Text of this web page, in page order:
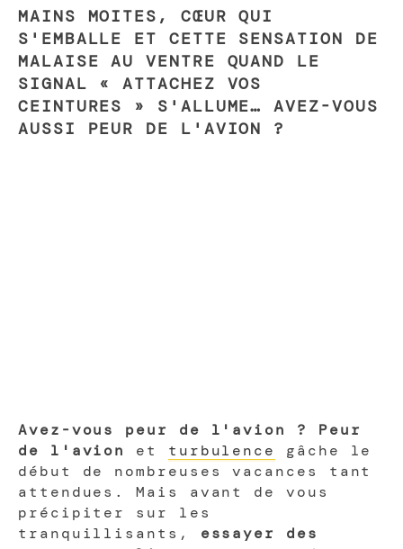
MAINS MOITES, CŒUR QUI
S'EMBALLE ET CETTE SENSATION DE
MALAISE AU VENTRE QUAND LE
SIGNAL « ATTACHEZ VOS
CEINTURES » S'ALLUME… AVEZ-VOUS
AUSSI PEUR DE L'AVION ?
Avez-vous peur de l'avion ? Peur
de l'avion
et turbulence
gâche le
début de nombreuses vacances tant
attendues. Mais avant de vous
précipiter sur les
tranquillisants,
essayer des